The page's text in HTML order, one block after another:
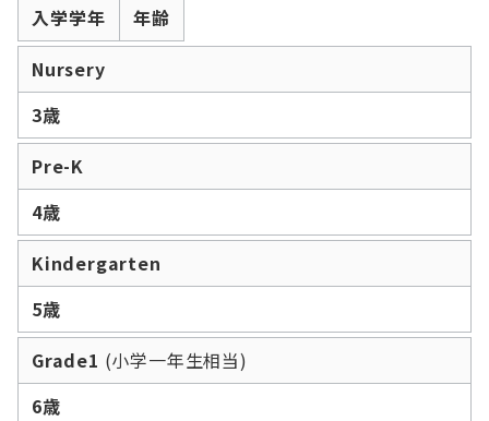
入学学年
年齢
Nursery
3歳
Pre-K
4歳
Kindergarten
5歳
Grade1 (小学一年生相当)
6歳